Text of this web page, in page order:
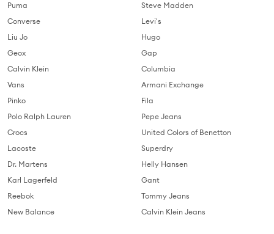
Puma
Converse
Liu Jo
Geox
Calvin Klein
Vans
Pinko
Polo Ralph Lauren
Crocs
Lacoste
Dr. Martens
Karl Lagerfeld
Reebok
New Balance
Steve Madden
Levi's
Hugo
Gap
Columbia
Armani Exchange
Fila
Pepe Jeans
United Colors of Benetton
Superdry
Helly Hansen
Gant
Tommy Jeans
Calvin Klein Jeans